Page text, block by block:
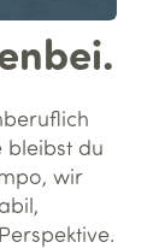
bleibst du
wir